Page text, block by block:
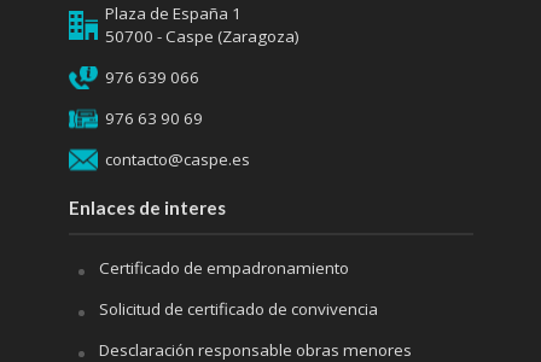
Plaza de España 1
50700 - Caspe (Zaragoza)
976 639 066
976 63 90 69
contacto@caspe.es
Enlaces de interes
Certificado de empadronamiento
Solicitud de certificado de convivencia
Desclaración responsable obras menores